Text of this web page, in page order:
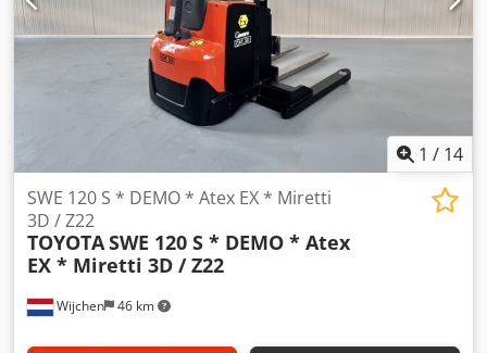
VRIJDRAGENDE lepels - GESCHIKT voor alle soorten
palletsPOWERSTEERING
1 / 14
Wijchen 46 km
SWE 120 S * DEMO * Atex EX * Miretti
3D / Z22
TOYOTASWE 120 S * DEMO * Atex
EX * Miretti 3D / Z22